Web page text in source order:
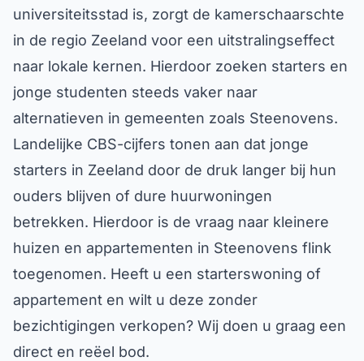
universiteitsstad is, zorgt de kamerschaarschte
in de regio Zeeland voor een uitstralingseffect
naar lokale kernen. Hierdoor zoeken starters en
jonge studenten steeds vaker naar
alternatieven in gemeenten zoals Steenovens.
Landelijke CBS-cijfers tonen aan dat jonge
starters in Zeeland door de druk langer bij hun
ouders blijven of dure huurwoningen
betrekken. Hierdoor is de vraag naar kleinere
huizen en appartementen in Steenovens flink
toegenomen. Heeft u een starterswoning of
appartement en wilt u deze zonder
bezichtigingen verkopen? Wij doen u graag een
direct en reëel bod.